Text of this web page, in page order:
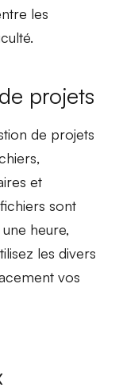
les
projets
de projets
,
et
sont
heure,
les divers
vos